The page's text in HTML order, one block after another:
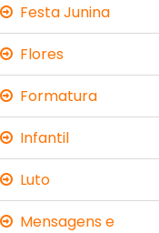
Festa Junina
Flores
Formatura
Infantil
Luto
Mensagens e